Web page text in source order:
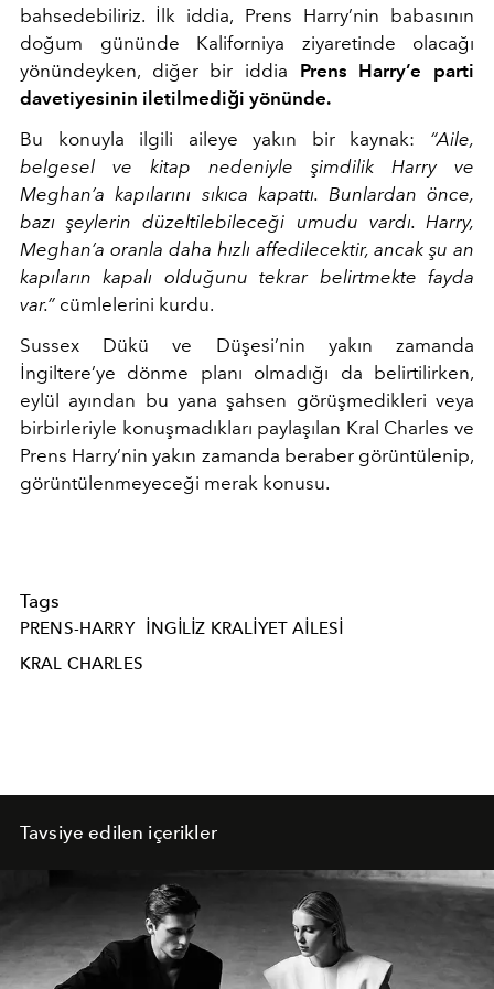
bahsedebiliriz. İlk iddia, Prens Harry’nin babasının
doğum gününde Kaliforniya ziyaretinde olacağı
yönündeyken, diğer bir iddia Prens Harry’e parti
davetiyesinin iletilmediği yönünde.
Bu konuyla ilgili aileye yakın bir kaynak: “Aile,
belgesel ve kitap nedeniyle şimdilik Harry ve
Meghan’a kapılarını sıkıca kapattı. Bunlardan önce,
bazı şeylerin düzeltilebileceği umudu vardı. Harry,
Meghan’a oranla daha hızlı affedilecektir, ancak şu an
kapıların kapalı olduğunu tekrar belirtmekte fayda
var.” cümlelerini kurdu.
Sussex Dükü ve Düşesi’nin yakın zamanda
İngiltere’ye dönme planı olmadığı da belirtilirken,
eylül ayından bu yana şahsen görüşmedikleri veya
birbirleriyle konuşmadıkları paylaşılan Kral Charles ve
Prens Harry’nin yakın zamanda beraber görüntülenip,
görüntülenmeyeceği merak konusu.
Tags
PRENS-HARRY
İNGILIZ KRALIYET AILESI
KRAL CHARLES
Tavsiye edilen içerikler